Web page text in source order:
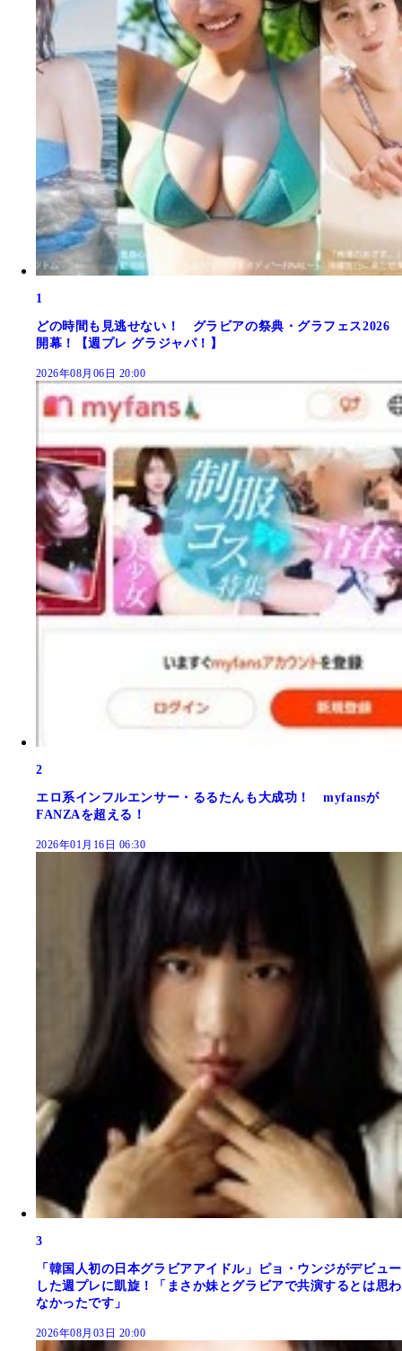
1
どの時間も見逃せない！ グラビアの祭典・グラフェス2026
開幕！【週プレ グラジャパ！】
2026年08月06日 20:00
2
エロ系インフルエンサー・るるたんも大成功！ myfansが
FANZAを超える！
2026年01月16日 06:30
3
「韓国人初の日本グラビアアイドル」ピョ・ウンジがデビュー
した週プレに凱旋！「まさか妹とグラビアで共演するとは思わ
なかったです」
2026年08月03日 20:00